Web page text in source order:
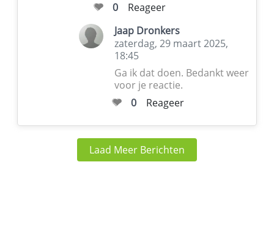
0
Reageer
Jaap Dronkers
zaterdag, 29 maart 2025,
18:45
Ga ik dat doen. Bedankt weer
voor je reactie.
0
Reageer
Laad Meer Berichten